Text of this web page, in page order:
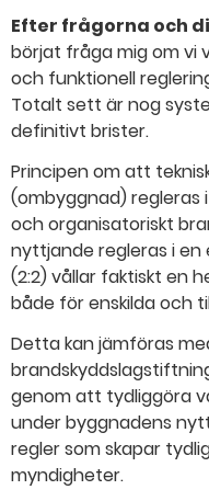
Efter frågorna och
börjat fråga mig om vi
och funktionell
Totalt sett är nog
definitivt brister.
Principen om att
(ombyggnad) regleras
och organisatoriskt
nyttjande regleras i en
(2:2) vållar faktiskt en
både för enskilda och
Detta kan jämföras
genom att tydliggöra
under byggnadens
regler som skapar
myndigheter.